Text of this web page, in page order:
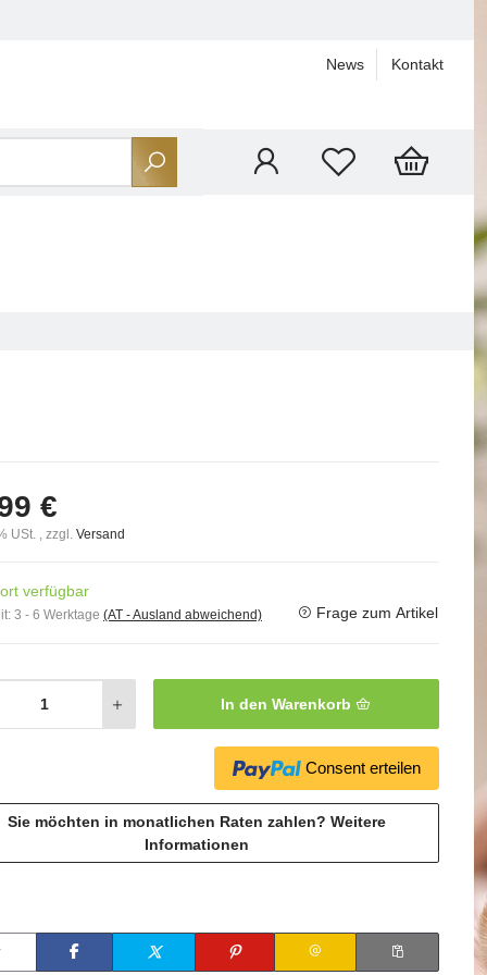
News Kontakt
€
USt. , zzgl. Versand
verfügbar
3 - 6 Werktage (AT - Ausland abweichend) Frage zum Artikel
In den Warenkorb
Consent erteilen
Sie möchten in monatlichen Raten zahlen? Weitere
Informationen